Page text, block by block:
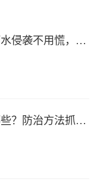
小葱种植：雨水侵袭不用慌，四招稳住小葱产量
土传病害有哪些？防治方法抓紧收藏